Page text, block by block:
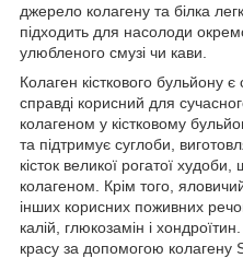
джерело колагену та білка
підходить для насолоди
улюбленого смузі чи кави.
Колаген кісткового бульйону
справді корисний для
колагеном у кістковому
та підтримує суглоби,
кісток великої рогатої
колагеном. Крім того,
інших корисних поживних
калій, глюкозамін і
красу за допомогою